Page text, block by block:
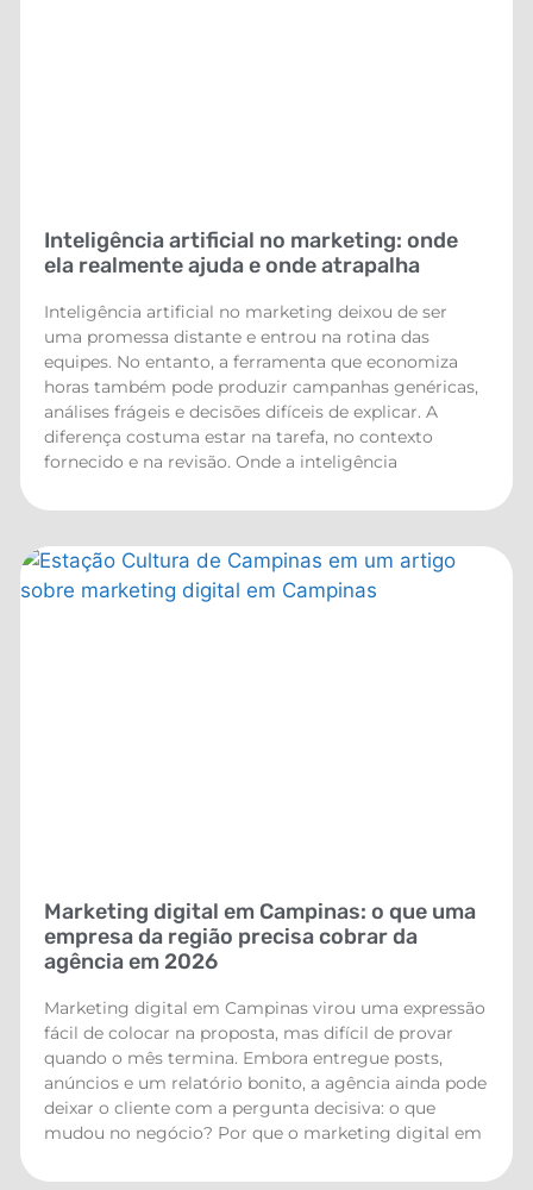
Inteligência artificial no marketing: onde
ela realmente ajuda e onde atrapalha
Inteligência artificial no marketing deixou de ser
uma promessa distante e entrou na rotina das
equipes. No entanto, a ferramenta que economiza
horas também pode produzir campanhas genéricas,
análises frágeis e decisões difíceis de explicar. A
diferença costuma estar na tarefa, no contexto
fornecido e na revisão. Onde a inteligência
Marketing digital em Campinas: o que uma
empresa da região precisa cobrar da
agência em 2026
Marketing digital em Campinas virou uma expressão
fácil de colocar na proposta, mas difícil de provar
quando o mês termina. Embora entregue posts,
anúncios e um relatório bonito, a agência ainda pode
deixar o cliente com a pergunta decisiva: o que
mudou no negócio? Por que o marketing digital em